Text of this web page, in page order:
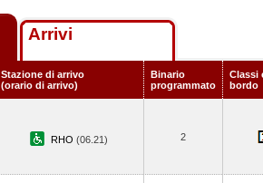
Arrivi
Stazione di arrivo
(orario di arrivo)
Binario
programmato
Classi
bordo
RHO (06.21) 2